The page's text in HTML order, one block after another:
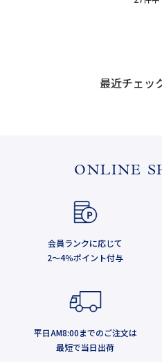
最近チェッ
ONLINE
会員ランクに応じて
2～4％ポイント付与
平日AM8:00までのご注文は
最短で当日出荷